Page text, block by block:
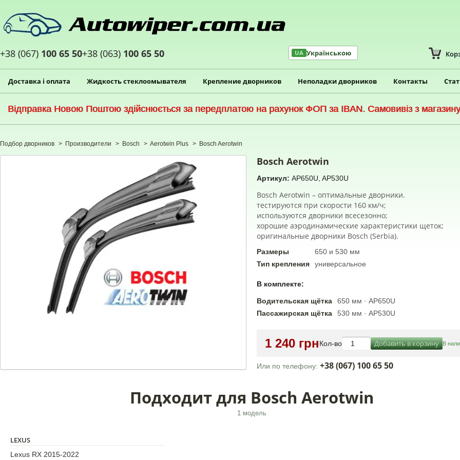
+38 (067) 100 65 50+38 (063) 100 65 50 UA Українською
Доставка і оплата Жидкость стеклоомывателя Крепление дворников Неполадки дворников Контакты
Відправка Новою Поштою здійснюється за передплатою на рахунок ФОП за IBAN. Самовивіз з магазину
Подбор дворников > Производители > Bosch > Aerotwin Plus > Bosch Aerotwin
Bosch Aerotwin
Артикул: AP650U, AP530U
Bosch Aerotwin – оптимальные дворники.
тестируются при скорости 160 км/ч;
используются дворники всесезонно;
хорошие аэродинамические характеристики щеток;
оригинальные дворники Bosch (Serbia).
Размеры
650 и 530 мм
Тип крепления
универсальное
В комплекте:
Водительская щётка
650 мм · AP650U
Пассажирская щётка
530 мм · AP530U
1 240 грнКол-во Добавить в корзину В
Или по телефону: +38 (067) 100 65 50
Подходит для Bosch Aerotwin
1 модель
LEXUS
Lexus RX 2015-2022